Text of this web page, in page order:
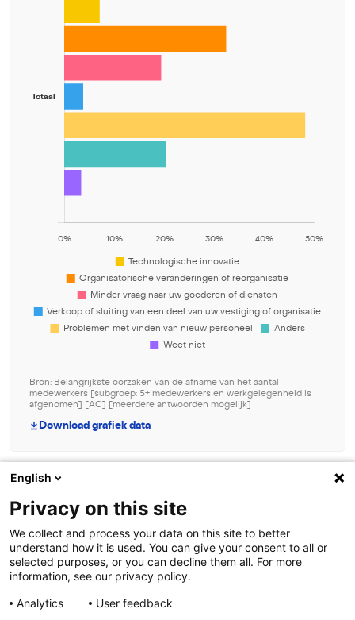
Om de beste ervaringen te bieden, gebruiken wij technologieën zoals
cookies om informatie over je apparaat op te slaan en/of te raadplegen.
Door in te stemmen met deze technologieën kunnen wij gegevens zoals
surfgedrag of unieke ID's op deze site verwerken. Als je geen toestemming
geeft of uw toestemming intrekt, kan dit een nadelige invloed hebben op
Bron: Belangrijkste oorzaken van de afname van het aantal
medewerkers [subgroep: 5+ medewerkers en werkgelegenheid is
afgenomen] [AC] [meerdere antwoorden mogelijk]
Download grafiek data
Contact
English
Privacy on this site
We collect and process your data on this site to better
understand how it is used. You can give your consent to all or
selected purposes, or you can decline them all. For more
information, see our privacy policy.
Analytics
User feedback